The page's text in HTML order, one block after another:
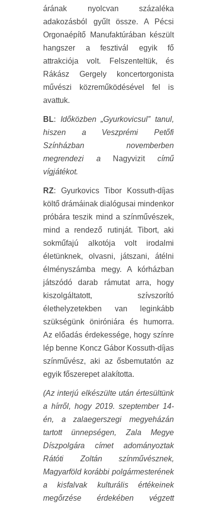
árának nyolcvan százaléka
adakozásból gyűlt össze. A Pécsi
Orgonaépítő Manufaktúrában készült
hangszer a fesztivál egyik fő
attrakciója volt. Felszenteltük, és
Rákász Gergely koncertorgonista
művészi közreműködésével fel is
avattuk.
BL: Időközben „Gyurkovicsul” tanul,
hiszen a Veszprémi Petőfi
Színházban novemberben
megrendezi a Nagyvizitcímű
vígjátékot.
RZ: Gyurkovics Tibor Kossuth-díjas
költő drámáinak dialógusai mindenkor
próbára teszik mind a színművészek,
mind a rendező rutinját. Tibort, aki
sokműfajú alkotója volt irodalmi
életünknek, olvasni, játszani, átélni
élményszámba megy. A kórházban
játszódó darab rámutat arra, hogy
kiszolgáltatott, szívszorító
élethelyzetekben van leginkább
szükségünk öniróniára és humorra.
Az előadás érdekessége, hogy színre
lép benne Koncz Gábor Kossuth-díjas
színművész, aki az ősbemutatón az
egyik főszerepet alakította.
(Az interjú elkészülte után értesültünk
a hírről, hogy 2019. szeptember 14-
én, a zalaegerszegi megyeházán
tartott ünnepségen, Zala Megye
Díszpolgára címet adományoztak
Rátóti Zoltán színművésznek,
Magyarföld korábbi polgármesterének
a kisfalvak kulturális értékeinek
megőrzése érdekében végzett